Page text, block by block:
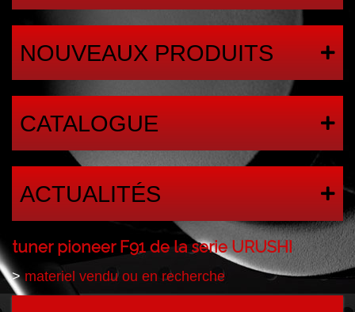
NOUVEAUX PRODUITS
CATALOGUE
ACTUALITÉS
tuner pioneer F91 de la serie URUSHI
>materiel vendu ou en recherche